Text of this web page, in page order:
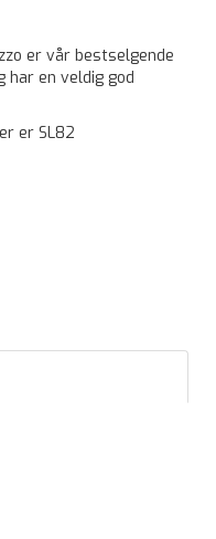
er vår bestselgende
har en veldig god
er SL82